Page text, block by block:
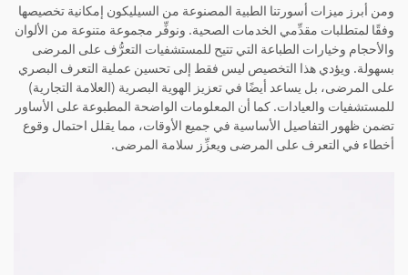
ومن أبرز ميزات أسورتنا الطبية المصنوعة من السيليكون إمكانية تخصيصها
وفقًا لمتطلبات مقدِّمي الخدمات الصحية. ونوفِّر مجموعة متنوعة من الألوان
والأحجام وخيارات الطباعة التي تتيح للمستشفيات التعرُّف على المرضى
بسهولة. ويؤدي هذا التخصيص ليس فقط إلى تحسين عملية التعرف البصري
على المرضى، بل يساعد أيضًا في تعزيز الهوية البصرية (العلامة التجارية)
للمستشفيات والعيادات. كما أن المعلومات الواضحة المطبوعة على الأساور
تضمن ظهور التفاصيل الأساسية في جميع الأوقات، مما يقلل احتمال وقوع
أخطاء في التعرف على المرضى ويعزِّز سلامة المرضى.